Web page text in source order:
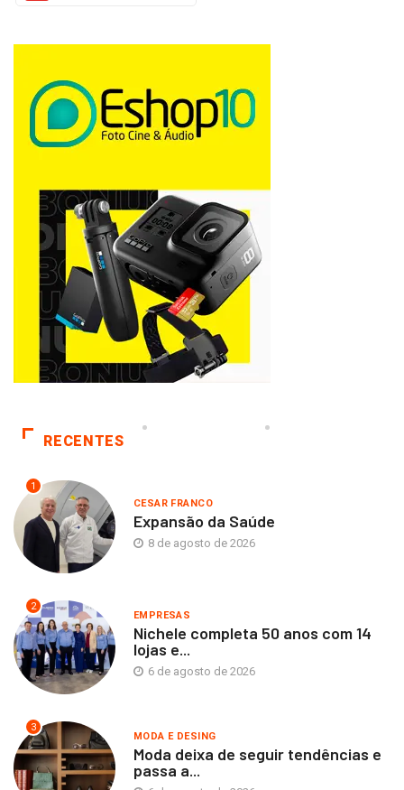
RECENTES
1
CESAR FRANCO
Expansão da Saúde
8 de agosto de 2026
2
EMPRESAS
Nichele completa 50 anos com 14
lojas e...
6 de agosto de 2026
3
MODA E DESING
Moda deixa de seguir tendências e
passa a...